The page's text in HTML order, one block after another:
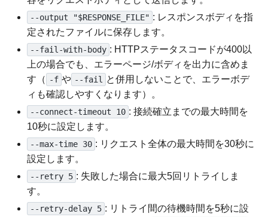
--output "$RESPONSE_FILE" : レスポンスボディを指
定されたファイルに保存します。
--fail-with-body : HTTPステータスコードが400以
上の場合でも、エラーページ/ボディを出力に含めま
す（ -f や --fail
と併用しないことで、エラーボデ
ィも確認しやすくなります）。
--connect-timeout 10 : 接続確立までの最大時間を
10秒に設定します。
--max-time 30 : リクエスト全体の最大時間を30秒に
設定します。
--retry 5 : 失敗した場合に最大5回リトライしま
す。
--retry-delay 5 : リトライ間の待機時間を5秒に設